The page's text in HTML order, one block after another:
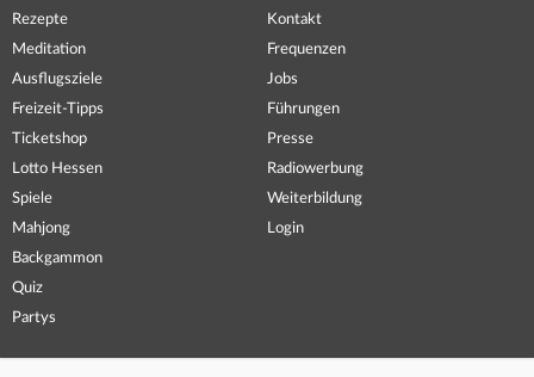
Rezepte
Meditation
Ausflugsziele
Freizeit-Tipps
Ticketshop
Lotto Hessen
Spiele
Mahjong
Backgammon
Quiz
Partys
Kontakt
Frequenzen
Jobs
Führungen
Presse
Radiowerbung
Weiterbildung
Login